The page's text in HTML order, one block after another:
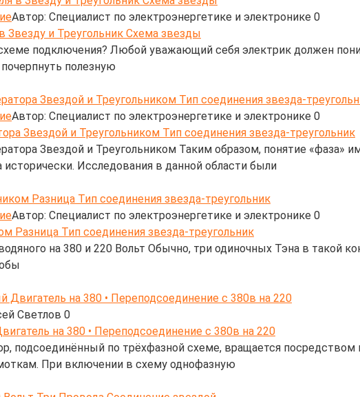
Автор: Cпециалист по электроэнергетике и электронике 0
подключения? Любой уважающий себя электрик должен
полезную
Звездой и Треугольником Тип соединения звезда-
Автор: Cпециалист по электроэнергетике и электронике 0
Звездой и Треугольником Таким образом, понятие «фаза»
Исследования в данной области были
Разница Тип соединения звезда-треугольник
Автор: Cпециалист по электроэнергетике и электронике 0
на 380 и 220 Вольт Обычно, три одиночных Тэна в такой
на 380 • Переподсоединение с 380в на 220
Светлов 0
подсоединённый по трёхфазной схеме, вращается посредством
При включении в схему однофазную